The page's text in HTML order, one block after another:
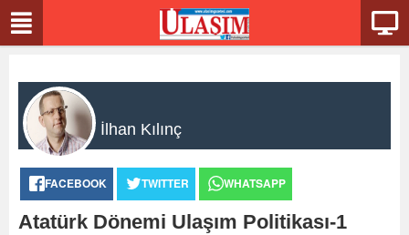
İlhan Kılınç
FACEBOOK TWITTER WHATSAPP
Atatürk Dönemi Ulaşım Politikası-1